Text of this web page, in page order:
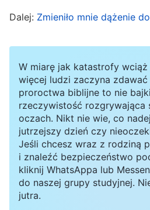
dostałam się na uczelnię,
krewni bardziej ją szanują,
uczelnię, i że jest ze mnie
postanowiła nie iść na
byłaby zdruzgotana, a
zaczęliby pogardzać naszą
wcześniej. Mając w
ubolewała nad tym, że nasi
pomyślałam sobie: „Mamie
Dalej: Zmieniło mnie dążenie
W miarę jak katastrofy wciąż
więcej ludzi zaczyna
proroctwa biblijne to nie
rzeczywistość rozgrywająca
oczach. Nikt nie wie, co
jutrzejszy dzień czy
Jeśli chcesz wraz z rodziną
i znaleźć bezpieczeństwo
kliknij WhatsAppa lub
do naszej grupy studyjnej.
jutra.